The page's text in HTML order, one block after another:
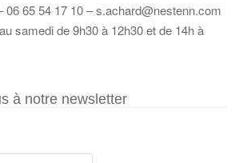
06 65 54 17 10 – s.achard@nestenn.com
samedi de 9h30 à 12h30 et de 14h à
à notre newsletter